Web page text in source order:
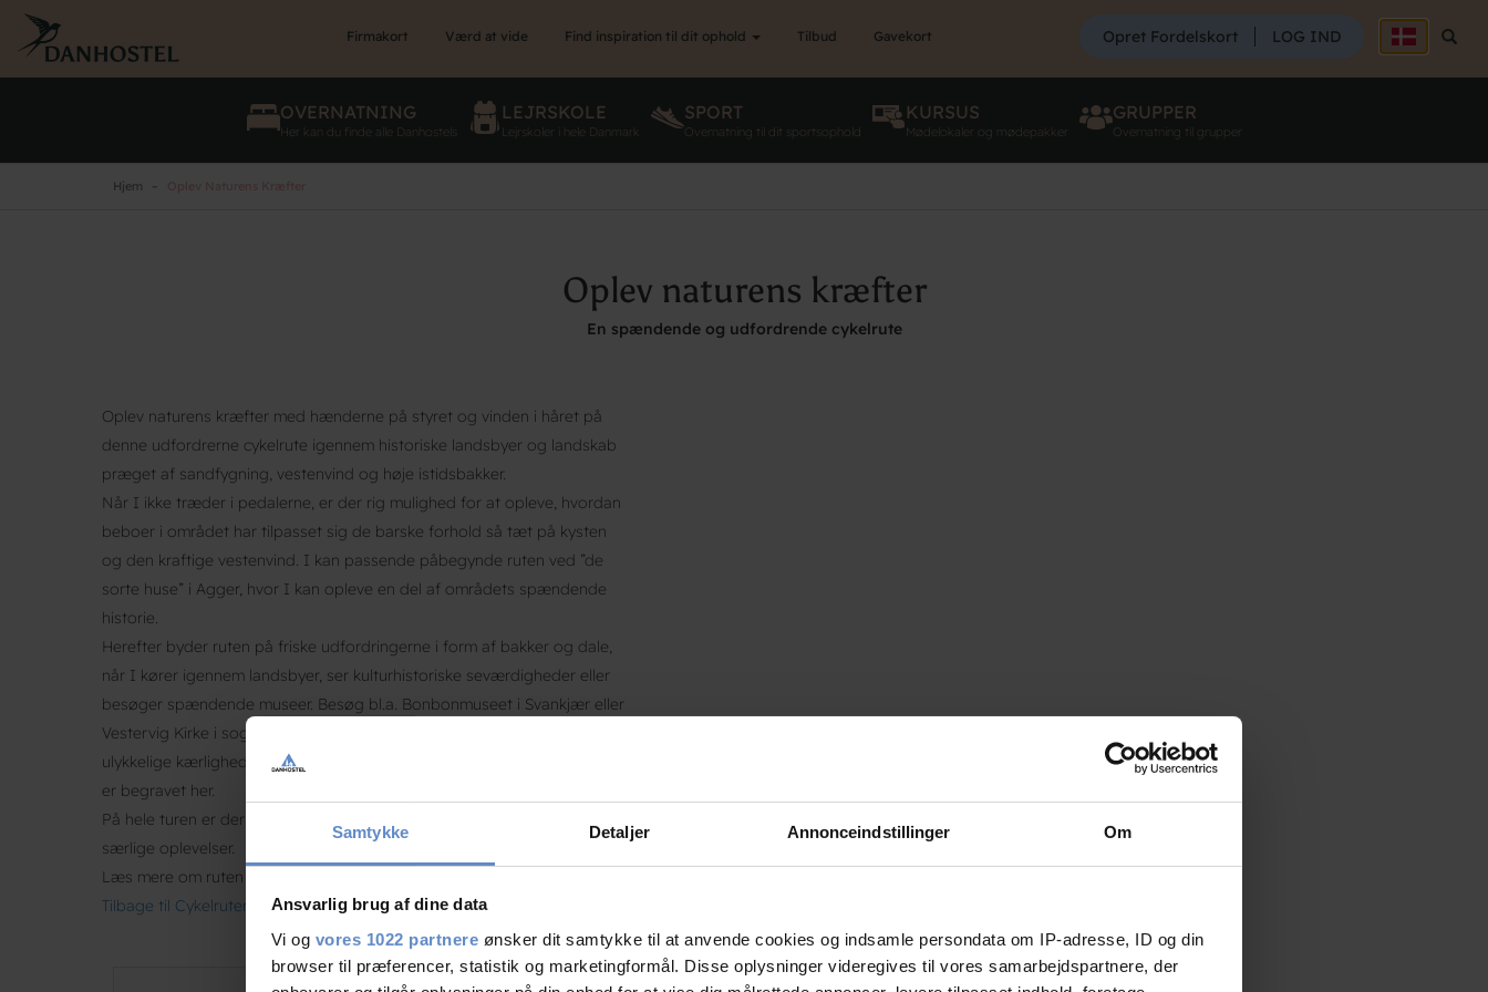
Samtykke Detaljer Annonceindstillinger Om
Ansvarlig brug af dine data
Vi og vores 1022 partnere ønsker dit samtykke til at anvende cookies og indsamle persondata om IP-adresse, ID og din
browser til præferencer, statistik og marketingformål. Disse oplysninger videregives til vores samarbejdspartnere, der
main
content
SØG
Søg
Opret Fordelskort LOG IND
Firmakort Værd at vide Find inspiration til dit ophold Tilbud Gavekort
OVERNATNING
Her kan du finde alle Danhostels
LEJRSKOLE
Lejrskoler i hele Danmark
SPORT
Overnatning til dit sportsophold
KURSUS
Mødelokaler og mødepakker
GRUPPER
Overnatning til grupper
Hjem
Oplev naturens kræfter
En spændende og udfordrende cykelrute
Oplev naturens kræfter med hænderne på styret og vinden i håret på
denne udfordrerne cykelrute igennem historiske landsbyer og landskab
præget af sandfygning, vestenvind og høje istidsbakker.
Når I ikke træder i pedalerne, er der rig mulighed for at opleve, hvordan
beboer i området har tilpasset sig de barske forhold så tæt på kysten
og den kraftige vestenvind. I kan passende påbegynde ruten ved ”de
sorte huse” i Agger, hvor I kan opleve en del af områdets spændende
historie.
Herefter byder ruten på friske udfordringerne i form af bakker og dale,
når I kører igennem landsbyer, ser kulturhistoriske seværdigheder eller
besøger spændende museer. Besøg bl.a. Bonbonmuseet i Svankjær eller
Vestervig Kirke i sognen af samme navn, hvor I kan opleve den
ulykkelige kærlighedshistorie med Prins Buris og Liden Kirsten, der også
er begravet her.
På hele turen er der gode muligheder for bespisning, overnatning og
særlige oplevelser.
Læs mere om ruten
Tilbage til Cykelruter I Danmark
.